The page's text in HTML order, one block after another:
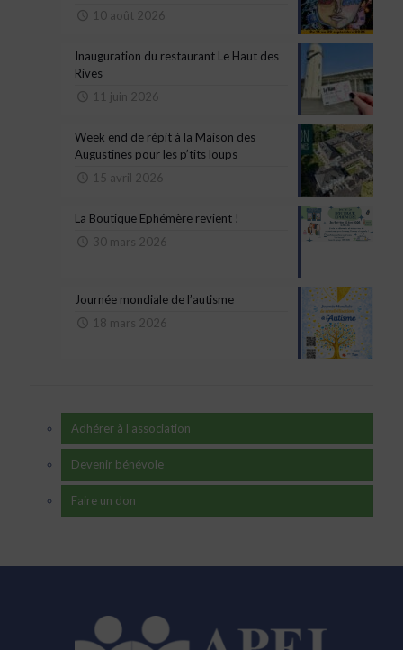
10 août 2026
Inauguration du restaurant Le Haut des
Rives
11 juin 2026
Week end de répit à la Maison des
Augustines pour les p’tits loups
15 avril 2026
La Boutique Ephémère revient !
30 mars 2026
Journée mondiale de l’autisme
18 mars 2026
Adhérer à l’association
Devenir bénévole
Faire un don